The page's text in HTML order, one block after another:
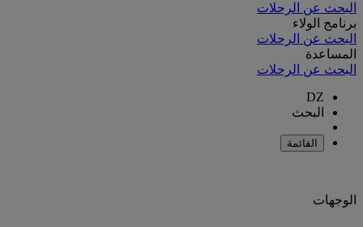
البحث عن الرحلات
برنامج الولاء
البحث عن الرحلات
المساعدة
البحث عن الرحلات
DZ
البحث
القائمة
الوجهات